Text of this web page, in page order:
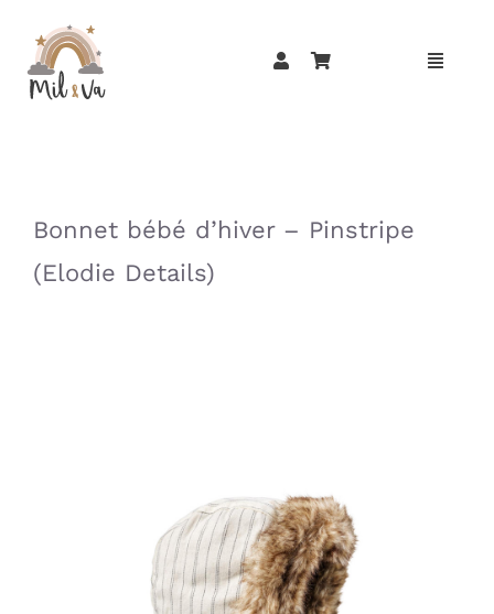
contenu
Bonnet bébé d’hiver – Pinstripe
(Elodie Details)